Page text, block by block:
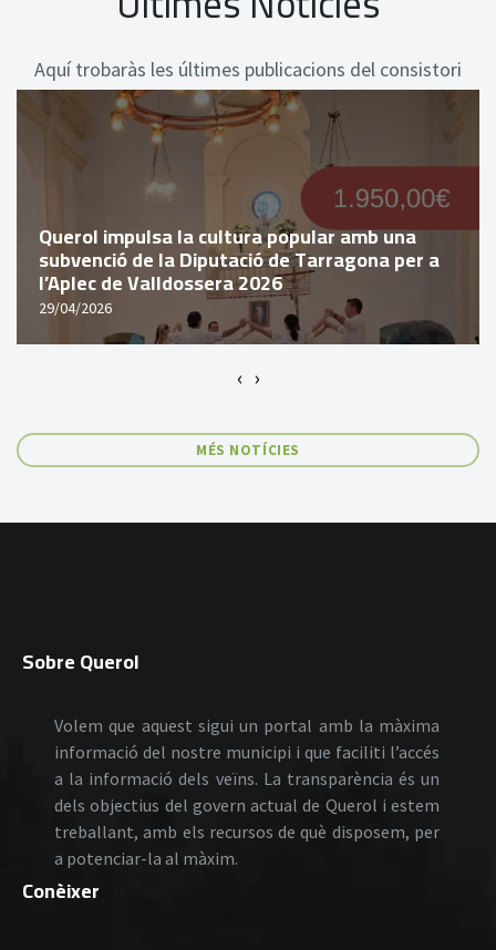
Aquí trobaràs les últimes publicacions del consistori
Querol impulsa la cultura popular amb una
subvenció de la Diputació de Tarragona per a
l’Aplec de Valldossera 2026
29/04/2026
‹ ›
MÉS NOTÍCIES
Sobre Querol
Volem que aquest sigui un portal amb la màxima
informació del nostre municipi i que faciliti l’accés
a la informació dels veïns. La transparència és un
dels objectius del govern actual de Querol i estem
treballant, amb els recursos de què disposem, per
a potenciar-la al màxim.
Conèixer